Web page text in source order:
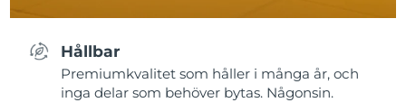
Hållbar
Premiumkvalitet som håller i många år, och
inga delar som behöver bytas. Någonsin.